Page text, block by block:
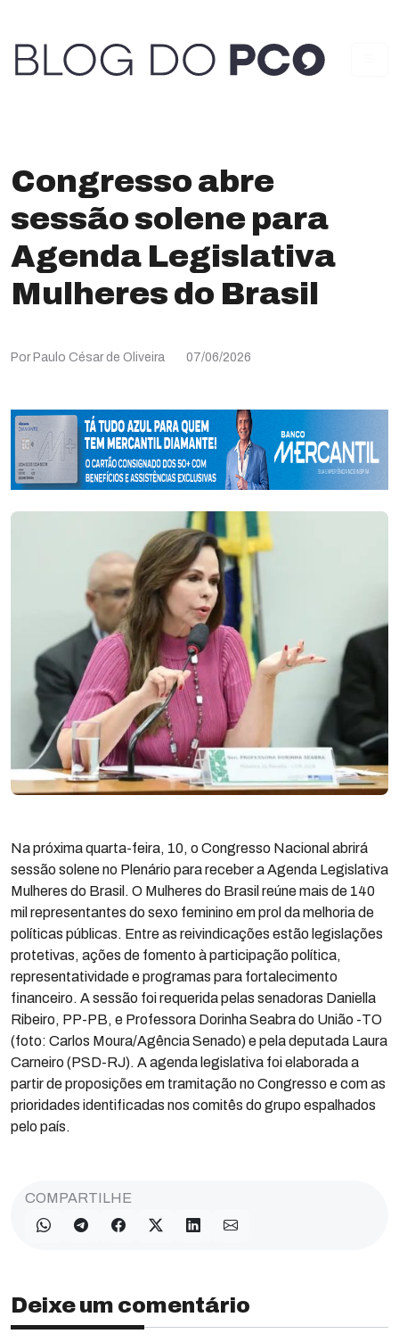
Congresso abre
sessão solene para
Agenda Legislativa
Mulheres do Brasil
Por Paulo César de Oliveira 07/06/2026
Na próxima quarta-feira, 10, o Congresso Nacional abrirá
sessão solene no Plenário para receber a Agenda Legislativa
Mulheres do Brasil. O Mulheres do Brasil reúne mais de 140
mil representantes do sexo feminino em prol da melhoria de
políticas públicas. Entre as reivindicações estão legislações
protetivas, ações de fomento à participação política,
representatividade e programas para fortalecimento
financeiro. A sessão foi requerida pelas senadoras Daniella
Ribeiro, PP-PB, e Professora Dorinha Seabra do União -TO
(foto: Carlos Moura/Agência Senado) e pela deputada Laura
Carneiro (PSD-RJ). A agenda legislativa foi elaborada a
partir de proposições em tramitação no Congresso e com as
prioridades identificadas nos comitês do grupo espalhados
pelo país.
COMPARTILHE
Deixe um comentário